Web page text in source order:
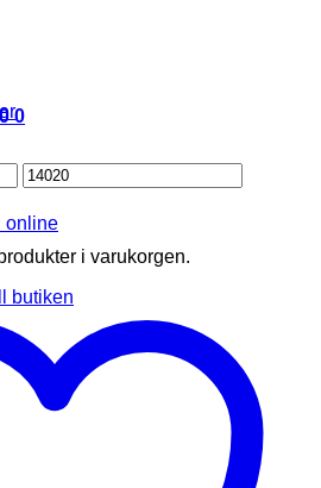
0
i varukorgen.
butiken
Pris
till